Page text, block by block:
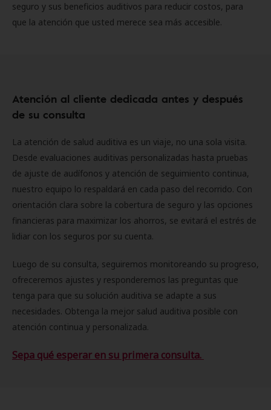
seguro y sus beneficios auditivos para reducir costos, para
que la atención que usted merece sea más accesible.
Atención al cliente dedicada antes y después
de su consulta
La atención de salud auditiva es un viaje, no una sola visita.
Desde evaluaciones auditivas personalizadas hasta pruebas
de ajuste de audífonos y atención de seguimiento continua,
nuestro equipo lo respaldará en cada paso del recorrido. Con
orientación clara sobre la cobertura de seguro y las opciones
financieras para maximizar los ahorros, se evitará el estrés de
lidiar con los seguros por su cuenta.
Luego de su consulta, seguiremos monitoreando su progreso,
ofreceremos ajustes y responderemos las preguntas que
tenga para que su solución auditiva se adapte a sus
necesidades. Obtenga la mejor salud auditiva posible con
atención continua y personalizada.
Sepa qué esperar en su primera consulta.